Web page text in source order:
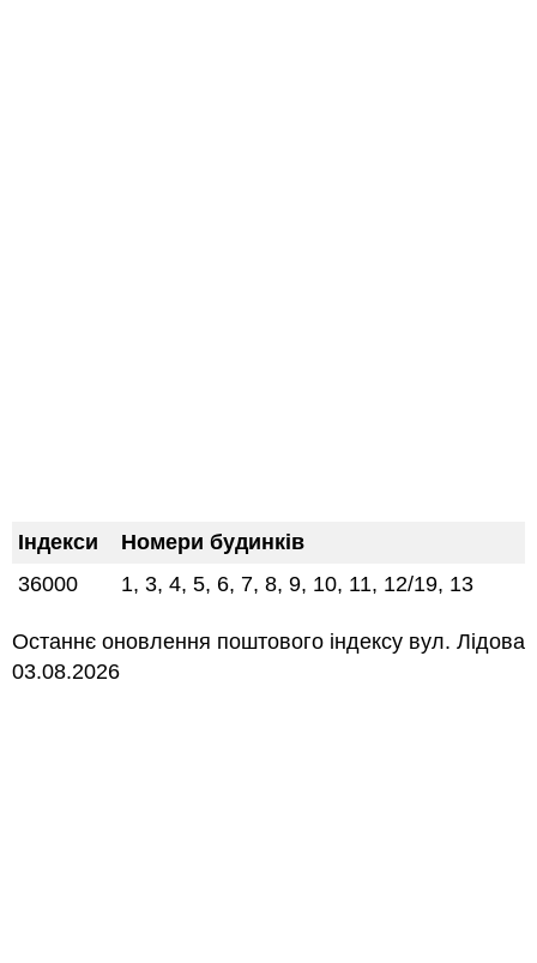
Індекси
Номери будинків
36000
1, 3, 4, 5, 6, 7, 8, 9, 10, 11, 12/19, 13
Останнє оновлення поштового індексу вул. Лідова
03.08.2026